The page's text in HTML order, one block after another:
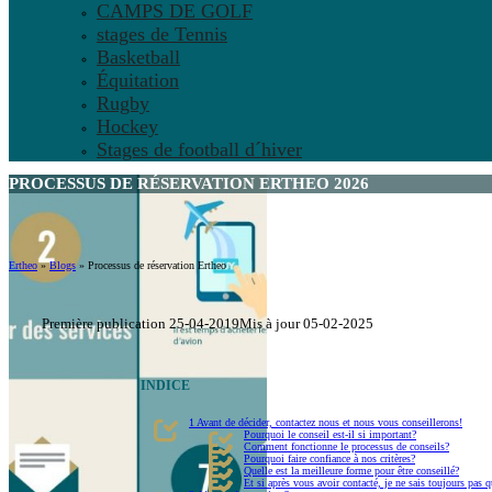
CAMPS DE GOLF
stages de Tennis
Basketball
Équitation
Rugby
Hockey
Stages de football d´hiver
PROCESSUS DE RÉSERVATION ERTHEO 2026
Ertheo»Blogs» Processus de réservation Ertheo
Première publication 25-04-2019Mis à jour 05-02-2025
INDICE
1 Avant de décider, contactez nous et nous vous conseillerons!
Pourquoi le conseil est-il si important?
Comment fonctionne le processus de conseils?
Pourquoi faire confiance à nos critères?
Quelle est la meilleure forme pour être conseillé?
Et si après vous avoir contacté, je ne sais toujours pas